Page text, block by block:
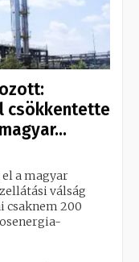
csökkentette
a magyar
válság
csaknem 200